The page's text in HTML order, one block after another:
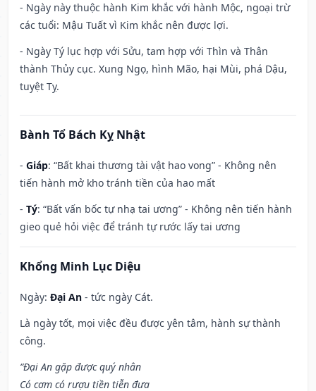
- Ngày này thuộc hành Kim khắc với hành Mộc, ngoại trừ
các tuổi: Mậu Tuất vì Kim khắc nên được lợi.
- Ngày Tý lục hợp với Sửu, tam hợp với Thìn và Thân
thành Thủy cục. Xung Ngọ, hình Mão, hại Mùi, phá Dậu,
tuyệt Tỵ.
Bành Tổ Bách Kỵ Nhật
- Giáp: “Bất khai thương tài vật hao vong” - Không nên
tiến hành mở kho tránh tiền của hao mất
- Tý: “Bất vấn bốc tự nhạ tai ương” - Không nên tiến hành
gieo quẻ hỏi việc để tránh tự rước lấy tai ương
Khổng Minh Lục Diệu
Ngày: Đại An - tức ngày Cát.
Là ngày tốt, mọi việc đều được yên tâm, hành sự thành
công.
“Đại An gặp được quý nhân
Có cơm có rượu tiền tiễn đưa